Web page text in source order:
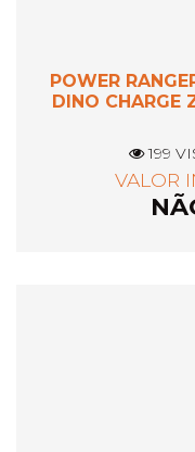
POWER
DINO CHARGE
199
VALOR